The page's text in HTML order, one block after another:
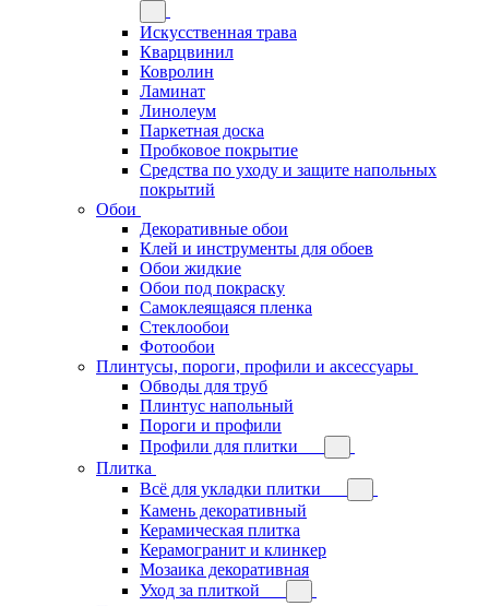
Искусственная трава
Кварцвинил
Ковролин
Ламинат
Линолеум
Паркетная доска
Пробковое покрытие
Средства по уходу и защите напольных
покрытий
Обои
Декоративные обои
Клей и инструменты для обоев
Обои жидкие
Обои под покраску
Самоклеящаяся пленка
Стеклообои
Фотообои
Плинтусы, пороги, профили и аксессуары
Обводы для труб
Плинтус напольный
Пороги и профили
Профили для плитки
Плитка
Всё для укладки плитки
Камень декоративный
Керамическая плитка
Керамогранит и клинкер
Мозаика декоративная
Уход за плиткой